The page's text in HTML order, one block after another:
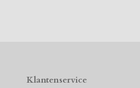
Klantenservice